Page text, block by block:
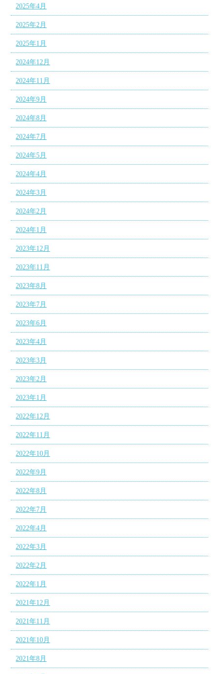
2025年4月
2025年2月
2025年1月
2024年12月
2024年11月
2024年9月
2024年8月
2024年7月
2024年5月
2024年4月
2024年3月
2024年2月
2024年1月
2023年12月
2023年11月
2023年8月
2023年7月
2023年6月
2023年4月
2023年3月
2023年2月
2023年1月
2022年12月
2022年11月
2022年10月
2022年9月
2022年8月
2022年7月
2022年4月
2022年3月
2022年2月
2022年1月
2021年12月
2021年11月
2021年10月
2021年8月